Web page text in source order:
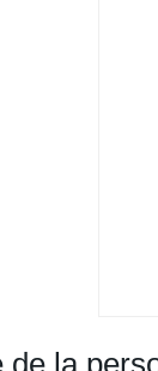
de la